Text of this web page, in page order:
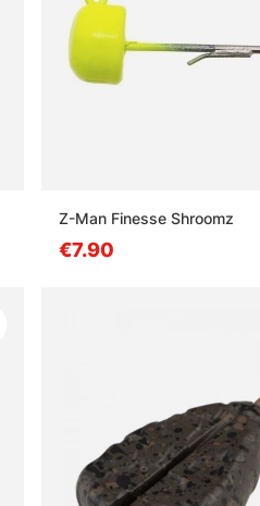
Z-Man Finesse Shroomz
€7.90